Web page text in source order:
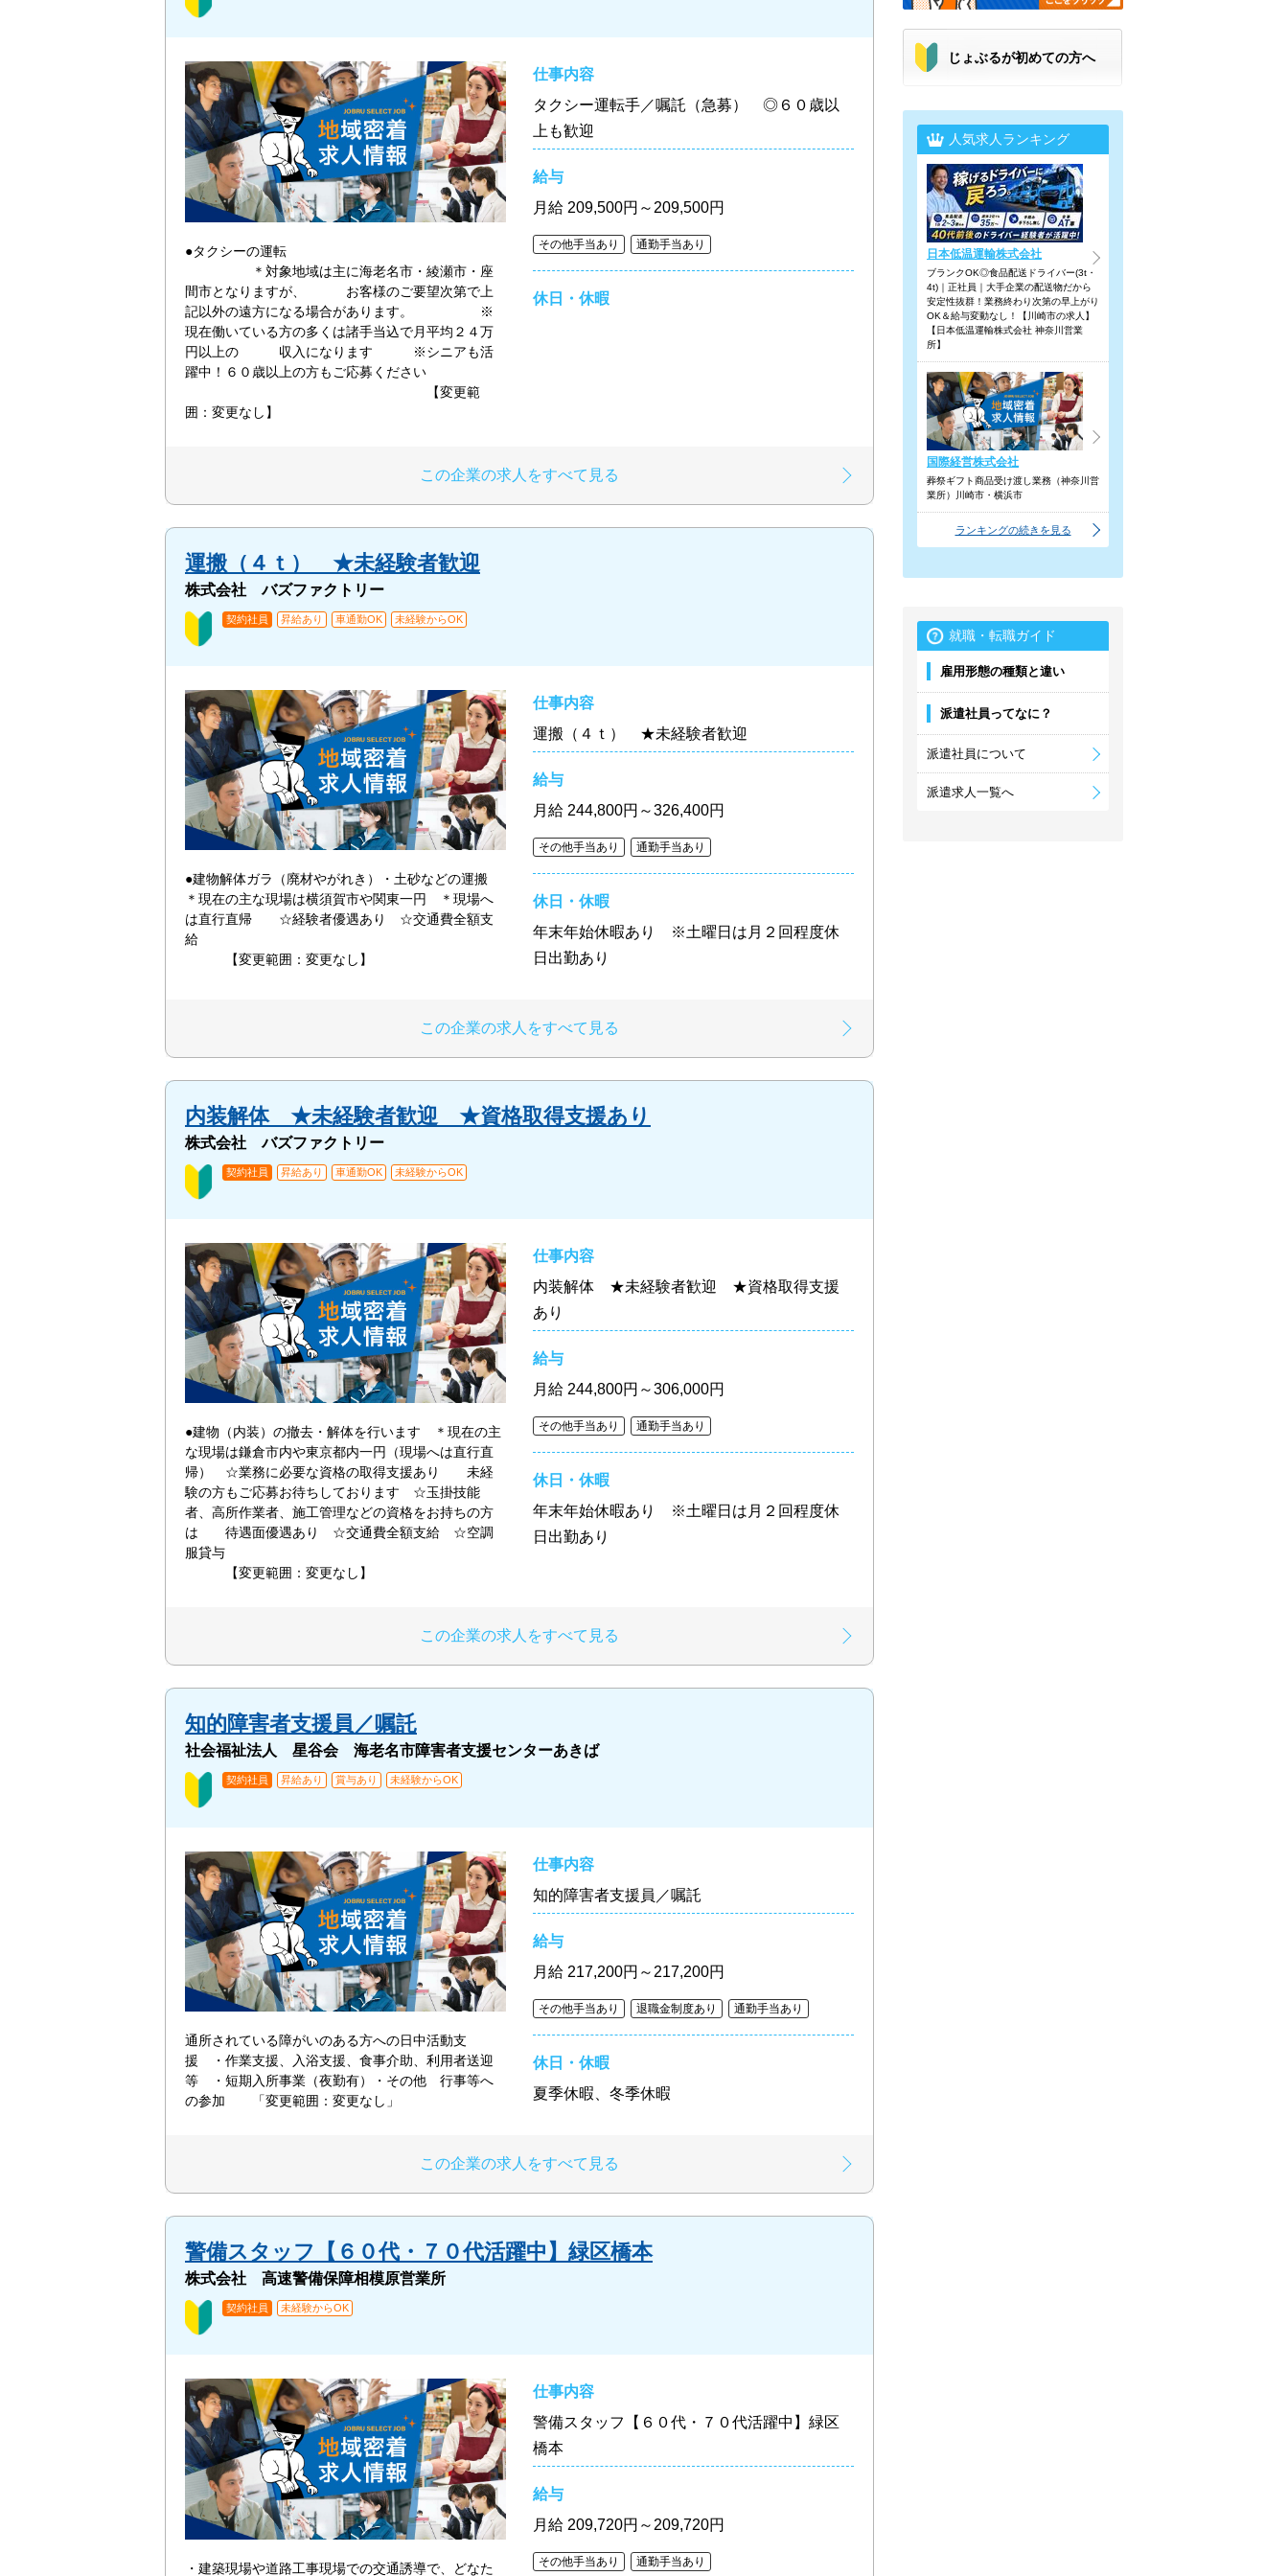
●タクシーの運転
＊対象地域は主に海老名市・綾瀬市・座
間市となりますが、 お客様のご要望次第で上
記以外の遠方になる場合があります。 ※
現在働いている方の多くは諸手当込で月平均２４万
円以上の 収入になります ※シニアも活
躍中！６０歳以上の方もご応募ください
【変更範
囲：変更なし】
仕事内容
タクシー運転手／嘱託（急募） ◎６０歳以
上も歓迎
給与
月給 209,500円～209,500円
その他手当あり 通勤手当あり
休日・休暇
この企業の求人をすべて見る
運搬（４ｔ） ★未経験者歓迎
株式会社 バズファクトリー
契約社員 昇給あり 車通勤OK 未経験からOK
●建物解体ガラ（廃材やがれき）・土砂などの運搬
＊現在の主な現場は横須賀市や関東一円 ＊現場へ
は直行直帰 ☆経験者優遇あり ☆交通費全額支
給
【変更範囲：変更なし】
仕事内容
運搬（４ｔ） ★未経験者歓迎
給与
月給 244,800円～326,400円
その他手当あり 通勤手当あり
休日・休暇
年末年始休暇あり ※土曜日は月２回程度休
日出勤あり
この企業の求人をすべて見る
内装解体 ★未経験者歓迎 ★資格取得支援あり
株式会社 バズファクトリー
契約社員 昇給あり 車通勤OK 未経験からOK
●建物（内装）の撤去・解体を行います ＊現在の主
な現場は鎌倉市内や東京都内一円（現場へは直行直
帰） ☆業務に必要な資格の取得支援あり 未経
験の方もご応募お待ちしております ☆玉掛技能
者、高所作業者、施工管理などの資格をお持ちの方
は 待遇面優遇あり ☆交通費全額支給 ☆空調
服貸与
【変更範囲：変更なし】
仕事内容
内装解体 ★未経験者歓迎 ★資格取得支援
あり
給与
月給 244,800円～306,000円
その他手当あり 通勤手当あり
休日・休暇
年末年始休暇あり ※土曜日は月２回程度休
日出勤あり
この企業の求人をすべて見る
知的障害者支援員／嘱託
社会福祉法人 星谷会 海老名市障害者支援センターあきば
契約社員 昇給あり 賞与あり 未経験からOK
通所されている障がいのある方への日中活動支
援 ・作業支援、入浴支援、食事介助、利用者送迎
等 ・短期入所事業（夜勤有）・その他 行事等へ
の参加 「変更範囲：変更なし」
仕事内容
知的障害者支援員／嘱託
給与
月給 217,200円～217,200円
その他手当あり 退職金制度あり 通勤手当あり
休日・休暇
夏季休暇、冬季休暇
この企業の求人をすべて見る
警備スタッフ【６０代・７０代活躍中】緑区橋本
株式会社 高速警備保障相模原営業所
契約社員 未経験からOK
・建築現場や道路工事現場での交通誘導で、どなた
仕事内容
警備スタッフ【６０代・７０代活躍中】緑区
橋本
給与
月給 209,720円～209,720円
その他手当あり 通勤手当あり
じょぶるが初めての方へ
人気求人ランキング
日本低温運輸株式会社
ブランクOK◎食品配送ドライバー(3t・
4t)｜正社員｜大手企業の配送物だから
安定性抜群！業務終わり次第の早上がり
OK＆給与変動なし！【川崎市の求人】
【日本低温運輸株式会社 神奈川営業
所】
国際経営株式会社
葬祭ギフト商品受け渡し業務（神奈川営
業所）川崎市・横浜市
ランキングの続きを見る
就職・転職ガイド
雇用形態の種類と違い
派遣社員ってなに？
派遣社員について
派遣求人一覧へ